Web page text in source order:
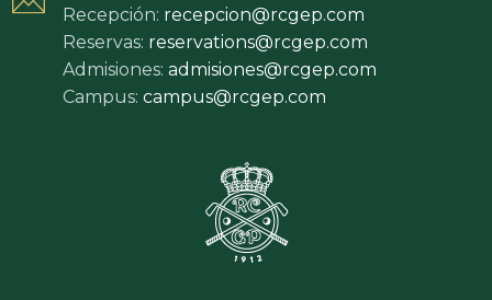
Recepción: recepcion@rcgep.com
Reservas: reservations@rcgep.com
Admisiones: admisiones@rcgep.com
Campus: campus@rcgep.com